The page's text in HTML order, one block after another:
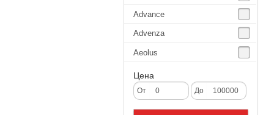
Advance
Advenza
Aeolus
Agate
Agrica
Alliance
Цена
От До